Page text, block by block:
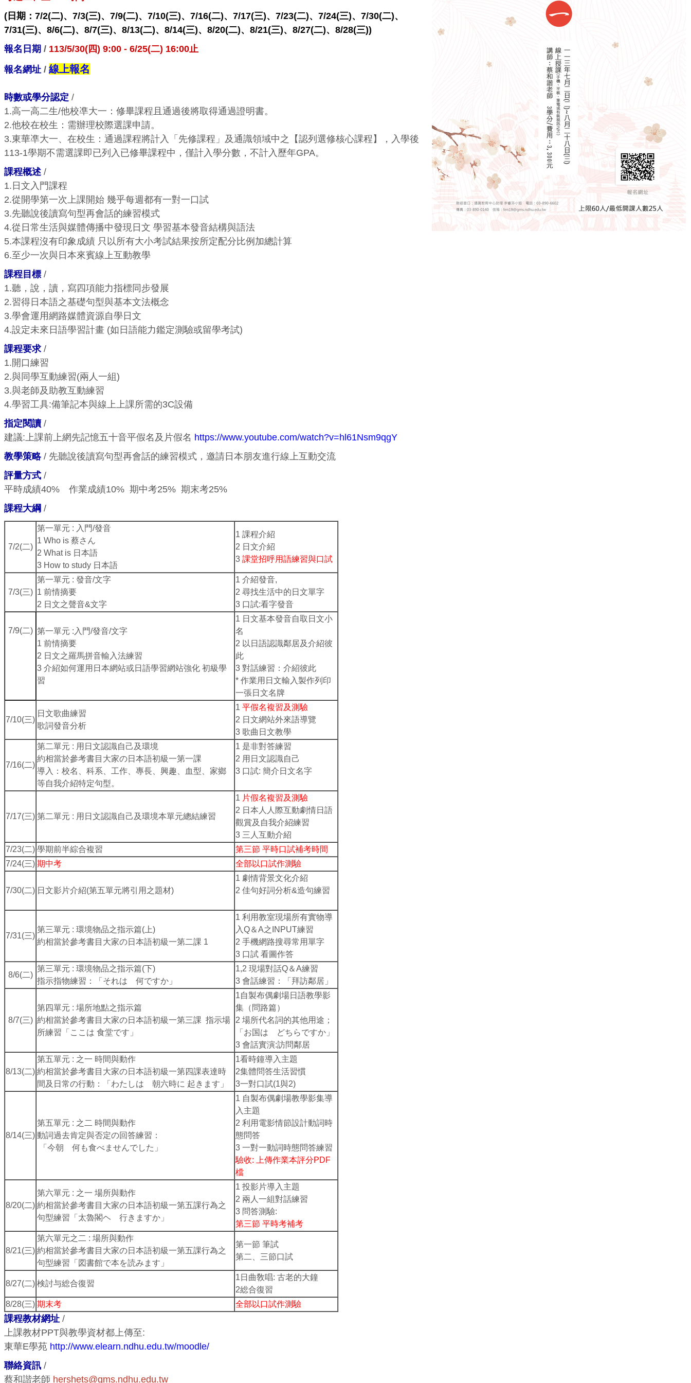
(日期：7/2(二)、7/3(三)、7/9(二)、7/10(三)、7/16(二)、7/17(三)、7/23(二)、7/24(三)、7/30(二)、
7/31(三)、8/6(二)、8/7(三)、8/13(二)、8/14(三)、8/20(二)、8/21(三)、8/27(二)、8/28(三))
報名日期 / 113/5/30(四) 9:00 - 6/25(二) 16:00止
報名網址 / 線上報名
時數或學分認定 /
1.高一高二生/他校凖大一：修畢課程且通過後將取得通過證明書。
2.他校在校生：需辦理校際選課申請。
3.東華凖大一、在校生：通過課程將計入「先修課程」及通識領域中之【認列選修核心課程】，入學後
113-1學期不需選課即已列入已修畢課程中，僅計入學分數，不計入歷年GPA。
課程概述/
1.日文入門課程
2.從開學第一次上課開始 幾乎每週都有一對一口試
3.先聽說後讀寫句型再會話的練習模式
4.從日常生活與媒體傳播中發現日文 學習基本發音結構與語法
5.本課程沒有印象成績 只以所有大小考試結果按所定配分比例加總計算
6.至少一次與日本來賓線上互動教學
課程目標 /
1.聽，說，讀，寫四項能力指標同步發展
2.習得日本語之基礎句型與基本文法概念
3.學會運用網路媒體資源自學日文
4.設定未來日語學習計畫 (如日語能力鑑定測驗或留學考試)
課程要求/
1.開口練習
2.與同學互動練習(兩人一組)
3.與老師及助教互動練習
4.學習工具:備筆記本與線上上課所需的3C設備
指定閱讀 /
建議:上課前上網先記憶五十音平假名及片假名 https://www.youtube.com/watch?v=hl61Nsm9qgY
教學策略/ 先聽說後讀寫句型再會話的練習模式，邀請日本朋友進行線上互動交流
評量方式 /
平時成績40% 作業成績10% 期中考25% 期末考25%
課程大綱 /
7/2(二)
第一單元 : 入門/發音
1 Who is 蔡さん
2 What is 日本語
3 How to study 日本語
1 課程介紹
2 日文介紹
3 課堂招呼用語練習與口試
7/3(三)
第一單元 : 發音/文字
1 前情摘要
2 日文之聲音&文字
1 介紹發音,
2 尋找生活中的日文單字
3 口試:看字發音
7/9(二) 第一單元 :入門/發音/文字
1 前情摘要
2 日文之羅馬拼音輸入法練習
3 介紹如何運用日本網站或日語學習網站強化 初級學
習
1 日文基本發音自取日文小
名
2 以日語認識鄰居及介紹彼
此
3 對話練習：介紹彼此
* 作業用日文輸入製作列印
一張日文名牌
7/10(三)
日文歌曲練習
歌詞發音分析
1 平假名複習及測驗
2 日文網站外來語導覽
3 歌曲日文教學
7/16(二)
第二單元 : 用日文認識自己及環境
約相當於參考書目大家の日本語初級一第一課
導入：校名、科系、工作、專長、興趣、血型、家鄉
等自我介紹特定句型。
1 是非對答練習
2 用日文認識自己
3 口試: 簡介日文名字
7/17(三) 第二單元 : 用日文認識自己及環境本單元總結練習
1 片假名複習及測驗
2 日本人人際互動劇情日語
觀賞及自我介紹練習
3 三人互動介紹
7/23(二) 學期前半綜合複習
第三節 平時口試補考時間
7/24(三) 期中考 全部以口試作測驗
7/30(二) 日文影片介紹(第五單元將引用之題材)
1 劇情背景文化介紹
2 佳句好詞分析&造句練習
7/31(三)
第三單元 : 環境物品之指示篇(上)
約相當於參考書目大家の日本語初級一第二課 1
1 利用教室現場所有實物導
入Q＆A之INPUT練習
2 手機網路搜尋常用單字
3 口試 看圖作答
8/6(二)
第三單元 : 環境物品之指示篇(下)
指示指物練習：「それは 何ですか」
1,2 現場對話Q＆A練習
3 會話練習：「拜訪鄰居」
8/7(三)
第四單元 : 場所地點之指示篇
約相當於參考書目大家の日本語初級一第三課 指示場
所練習「ここは 食堂です」
1自製布偶劇場日語教學影
集（問路篇）
2 場所代名詞的其他用途；
「お国は どちらですか」
3 會話實演:訪問鄰居
8/13(二)
第五單元 : 之一 時間與動作
約相當於參考書目大家の日本語初級一第四課表達時
間及日常の行動：「わたしは 朝六時に 起きます」
1看時鐘導入主題
2集體問答生活習慣
3一對口試(1與2)
8/14(三)
第五單元 : 之二 時間與動作
動詞過去肯定與否定の回答練習：
「今朝 何も食べませんでした」
1 自製布偶劇場教學影集導
入主題
2 利用電影情節設計動詞時
態問答
3 一對一動詞時態問答練習
驗收: 上傳作業本評分PDF
檔
8/20(二)
第六單元 : 之一 場所與動作
約相當於參考書目大家の日本語初級一第五課行為之
句型練習「太魯閣ヘ 行きますか」
1 投影片導入主題
2 兩人一組對話練習
3 問答測驗:
第三節 平時考補考
8/21(三)
第六單元之二 : 場所與動作
約相當於參考書目大家の日本語初級一第五課行為之
句型練習「図書館で本を読みます」
第一節 筆試
第二、三節口試
8/27(二) 検討与総合復習
1日曲敎唱: 古老的大鐘
2総合復習
8/28(三) 期末考 全部以口試作測驗
課程教材網址 /
上課教材PPT與教學資材都上傳至:
東華E學苑 http://www.elearn.ndhu.edu.tw/moodle/
聯絡資訊 /
蔡和諧老師 hershets@gms.ndhu.edu.tw